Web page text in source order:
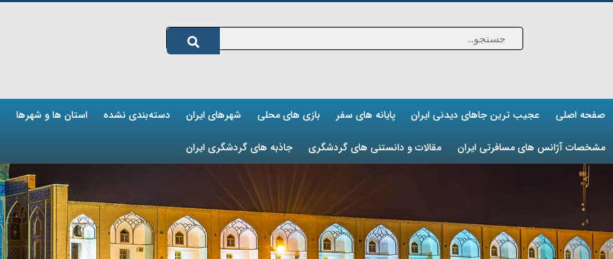
صفحه اصلی عجیب ترین جاهای دیدنی ایران پایانه های سفر بازی های محلی شهرهای ایران دسته‌بندی نشده استان ها و شهرها
مشخصات آژانس های مسافرتی ایران مقالات و دانستنی های گردشگری جاذبه های گردشگری ایران